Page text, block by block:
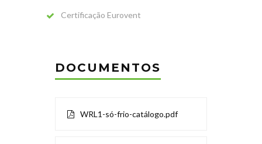
Certificação Eurovent
DOCUMENTOS
WRL1-só-frio-catálogo.pdf